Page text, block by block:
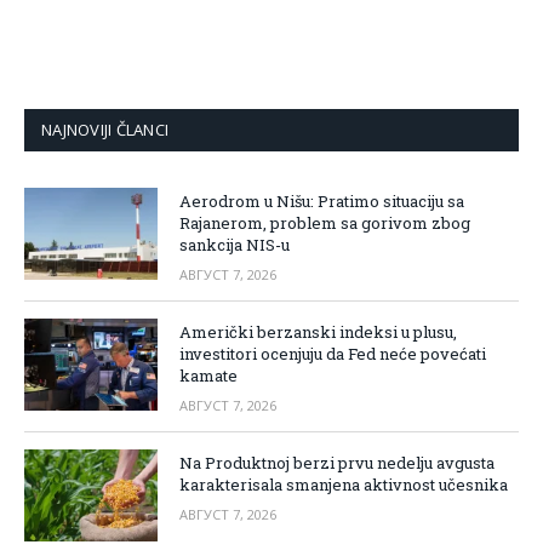
NAJNOVIJI ČLANCI
Aerodrom u Nišu: Pratimo situaciju sa
Rajanerom, problem sa gorivom zbog
sankcija NIS-u
АВГУСТ 7, 2026
Američki berzanski indeksi u plusu,
investitori ocenjuju da Fed neće povećati
kamate
АВГУСТ 7, 2026
Na Produktnoj berzi prvu nedelju avgusta
karakterisala smanjena aktivnost učesnika
АВГУСТ 7, 2026